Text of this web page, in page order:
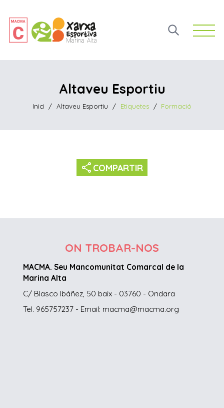
Open
Altaveu Esportiu
Inici / Altaveu Esportiu / Etiquetes / Formació
share COMPARTIR
ON TROBAR-NOS
MACMA. Seu Mancomunitat Comarcal de la
Marina Alta
C/ Blasco Ibáñez, 50 baix - 03760 - Ondara
Tel. 965757237 - Email: macma@macma.org